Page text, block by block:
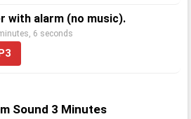
with alarm (no music).
6 seconds
Sound 3 Minutes